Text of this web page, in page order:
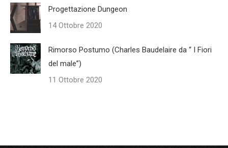
Progettazione Dungeon
14 Ottobre 2020
Rimorso Postumo (Charles Baudelaire da “ I Fiori
del male”)
11 Ottobre 2020